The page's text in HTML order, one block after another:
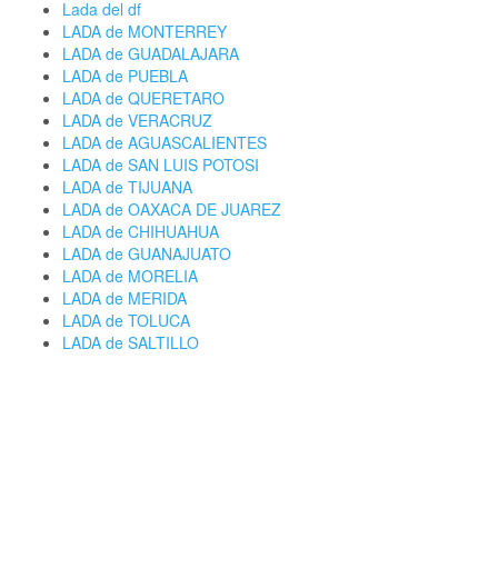
Lada del df
LADA de MONTERREY
LADA de GUADALAJARA
LADA de PUEBLA
LADA de QUERETARO
LADA de VERACRUZ
LADA de AGUASCALIENTES
LADA de SAN LUIS POTOSI
LADA de TIJUANA
LADA de OAXACA DE JUAREZ
LADA de CHIHUAHUA
LADA de GUANAJUATO
LADA de MORELIA
LADA de MERIDA
LADA de TOLUCA
LADA de SALTILLO